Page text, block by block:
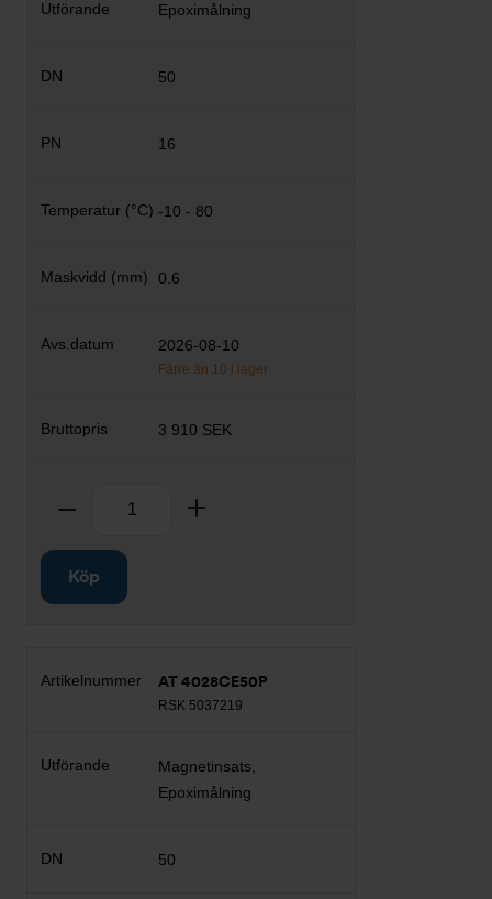
Epoximålning
50
16
-10 - 80
0.6
2026-08-10
Färre än 10 i lager
3 910 SEK
Ta bort
Köp
AT 4028CE50P
RSK 5037219
Magnetinsats,
Epoximålning
50